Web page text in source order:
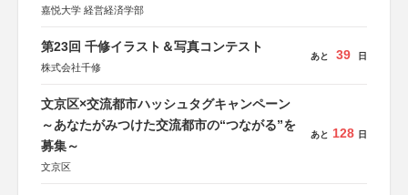
嘉悦大学 経営経済学部
第23回 千修イラスト＆写真コンテスト
株式会社千修
あと 39 日
文京区×交流都市ハッシュタグキャンペーン
～あなたがみつけた交流都市の“つながる”を
募集～
文京区
あと 128 日